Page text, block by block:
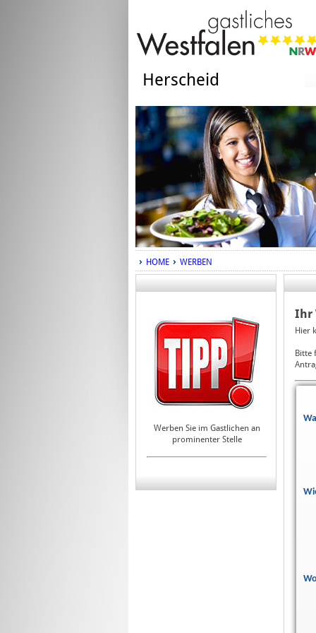
Herscheid
HOME WERBEN
Werben Sie im Gastlichen an
prominenter Stelle
Ihr
Hier
Bitte